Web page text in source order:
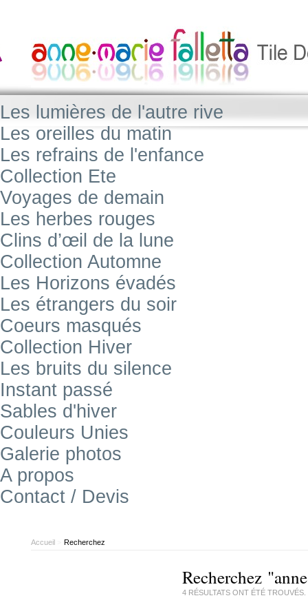
Les lumières de l'autre rive
Les oreilles du matin
Les refrains de l'enfance
Collection Ete
Voyages de demain
Les herbes rouges
Clins d’œil de la lune
Collection Automne
Les Horizons évadés
Les étrangers du soir
Coeurs masqués
Collection Hiver
Les bruits du silence
Instant passé
Sables d'hiver
Couleurs Unies
Galerie photos
A propos
Contact / Devis
Accueil Recherchez
Recherchez
4 RÉSULTATS ONT ÉTÉ TROUVÉS.